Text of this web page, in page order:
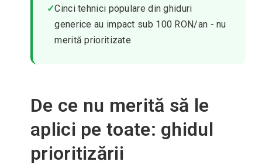
✓Cinci tehnici populare din ghiduri
generice au impact sub 100 RON/an - nu
merită prioritizate
De ce nu merită să le
aplici pe toate: ghidul
prioritizării